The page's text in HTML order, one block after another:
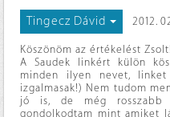
Tingecz Dávid 2012.
Köszönöm az értékelést
A Saudek linkért külön
minden ilyen nevet,
izgalmasak!) Nem tudom
jó is, de még rosszabb
gondolkodtam mint amiket